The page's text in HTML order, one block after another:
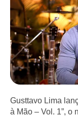
Gusttavo Lima
à Mão – Vol. 1”, o